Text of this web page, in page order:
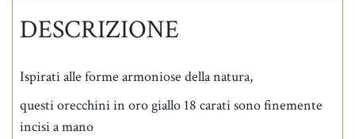
DESCRIZIONE
Ispirati alle forme armoniose della natura,
questi orecchini in oro giallo 18 carati sono finemente
incisi a mano